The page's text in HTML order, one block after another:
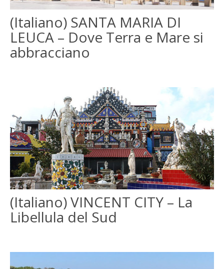
(Italiano) SANTA MARIA DI
LEUCA – Dove Terra e Mare si
abbracciano
(Italiano) VINCENT CITY – La
Libellula del Sud